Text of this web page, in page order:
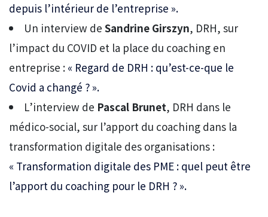
depuis l’intérieur de l’entreprise ».
Un interview de Sandrine Girszyn, DRH, sur
l’impact du COVID et la place du coaching en
entreprise : « Regard de DRH : qu’est-ce-que le
Covid a changé ? ».
L’interview de Pascal Brunet, DRH dans le
médico-social, sur l’apport du coaching dans la
transformation digitale des organisations :
« Transformation digitale des PME : quel peut être
l’apport du coaching pour le DRH ? ».